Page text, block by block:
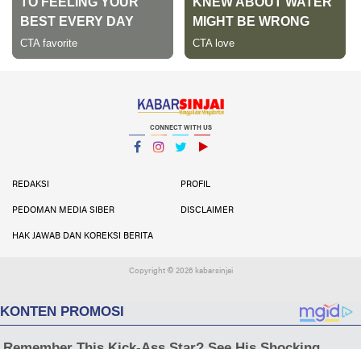
CONNECT WITH US
REDAKSI
PROFIL
PEDOMAN MEDIA SIBER DISCLAIMER
HAK JAWAB DAN KOREKSI BERITA
Copyright © 2026 kabarsinjai